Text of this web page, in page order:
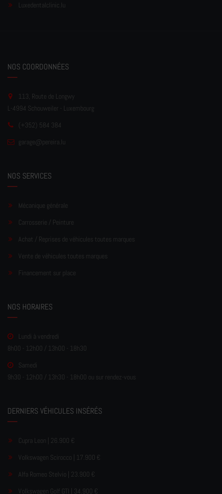
Luxedentalclinic.lu
NOS COORDONNÉES
113, Route de Longwy
L-4994 Schouweiler - Luxembourg
(+352) 584 384
garage@pereira.lu
NOS SERVICES
Mécanique générale
Carrosserie / Peinture
Achat / Reprises de véhicules toutes marques
Vente de véhicules toutes marques
Financement sur place
NOS HORAIRES
Lundi à vendredi
8h00 - 12h00 / 13h00 - 18h30
Samedi
9h30 - 12h00 / 13h30 - 18h00 ou sur rendez-vous
DERNIERS VÉHICULES INSÉRÉS
Cupra Leon | 26.900 €
Volkswagen Scirocco | 17.900 €
Alfa Romeo Stelvio | 23.900 €
Volkswagen Golf GTI | 34.900 €